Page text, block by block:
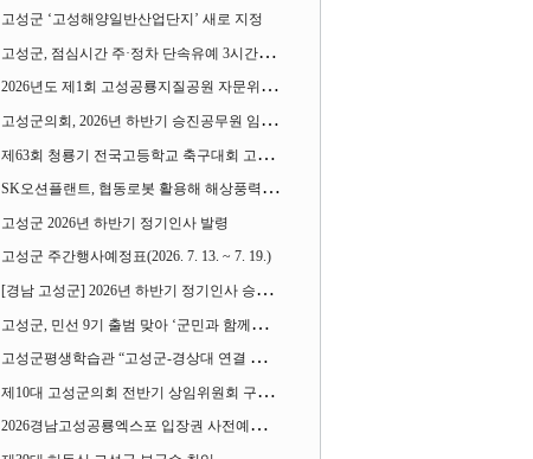
고성군 ‘고성해양일반산업단지’ 새로 지정
고성군, 점심시간 주·정차 단속유예 3시간으로 확대
2026년도 제1회 고성공룡지질공원 자문위원회 열어
고성군의회, 2026년 하반기 승진공무원 임용장 수여
제63회 청룡기 전국고등학교 축구대회 고성서 열린다
SK오션플랜트, 협동로봇 활용해 해상풍력 생산 혁신 속도 낸다
고성군 2026년 하반기 정기인사 발령
고성군 주간행사예정표(2026. 7. 13. ~ 7. 19.)
[경남 고성군] 2026년 하반기 정기인사 승진심사 결과
고성군, 민선 9기 출범 맞아 ‘군민과 함께하는 대전환 소통간담회’ 열어
고성군평생학습관 “고성군-경상대 연결 평생교육” 운영
제10대 고성군의회 전반기 상임위원회 구성 완료
2026경남고성공룡엑스포 입장권 사전예매 시작